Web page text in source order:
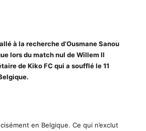
à la recherche d’Ousmane Sanou
lors du match nul de Willem II
de Kiko FC qui a soufflé le 11
en Belgique. Ce qui n’exclut